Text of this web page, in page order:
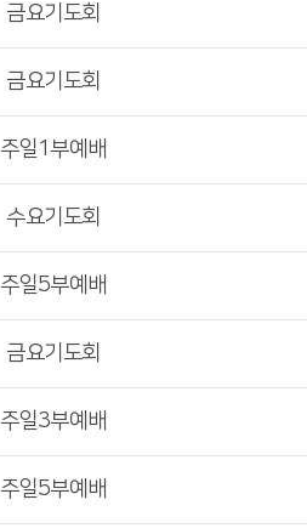
금요기도회
금요기도회
주일1부예배
수요기도회
주일5부예배
금요기도회
주일3부예배
주일5부예배